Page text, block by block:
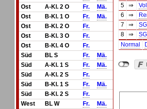
Ost
A-Kl. 2 O Fr.
Mä.
Ost
B-Kl. 1 O Fr.
Mä.
Ost
B-Kl. 2 O
Fr.
Ost
B-Kl. 3 O
Fr.
Ost
B-Kl. 4 O
Fr.
Süd
BL S Fr.
Mä.
Süd
A-Kl. 1 S Fr.
Mä.
Süd
A-Kl. 2 S
Fr.
Süd
B-Kl. 1 S Fr.
Mä.
Süd
B-Kl. 2 S
Fr.
West
BL W Fr. Mä.
5
⇒
6
⇒
7
⇒
8
⇒
Normal